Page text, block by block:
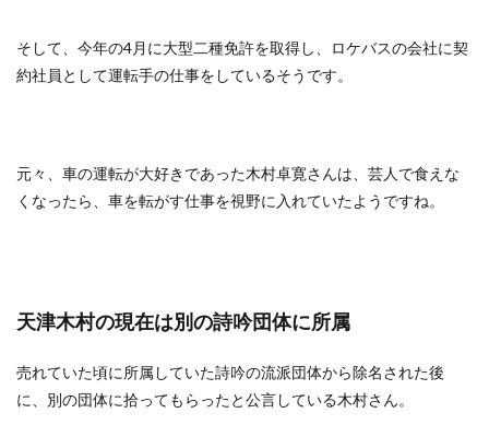
そして、今年の4月に大型二種免許を取得し、ロケバスの会社に契
約社員として運転手の仕事をしているそうです。
元々、車の運転が大好きであった木村卓寛さんは、芸人で食えな
くなったら、車を転がす仕事を視野に入れていたようですね。
天津木村の現在は別の詩吟団体に所属
売れていた頃に所属していた詩吟の流派団体から除名された後
に、別の団体に拾ってもらったと公言している木村さん。